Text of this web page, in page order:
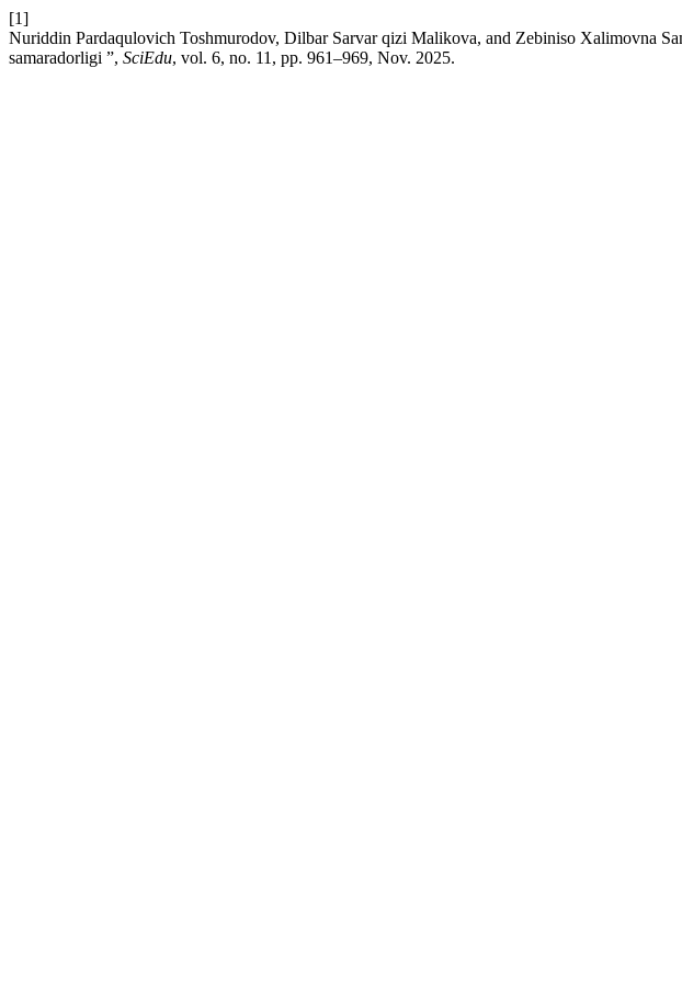
[1]
Nuriddin Pardaqulovich Toshmurodov, Dilbar Sarvar qizi Malikova, and Zebiniso Xalimovna
samaradorligi ”, SciEdu, vol. 6, no. 11, pp. 961–969, Nov. 2025.